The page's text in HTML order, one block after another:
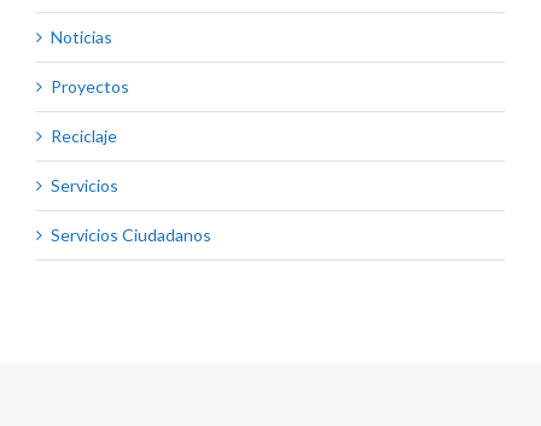
Noticias
Proyectos
Reciclaje
Servicios
Servicios Ciudadanos